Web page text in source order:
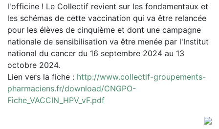
l'officine ! Le Collectif revient sur les fondamentaux et
les schémas de cette vaccination qui va être relancée
pour les élèves de cinquième et dont une campagne
nationale de sensibilisation va être menée par l'Institut
national du cancer du 16 septembre 2024 au 13
octobre 2024.
Lien vers la fiche : http://www.collectif-groupements-
pharmaciens.fr/download/CNGPO-
Fiche_VACCIN_HPV_vF.pdf